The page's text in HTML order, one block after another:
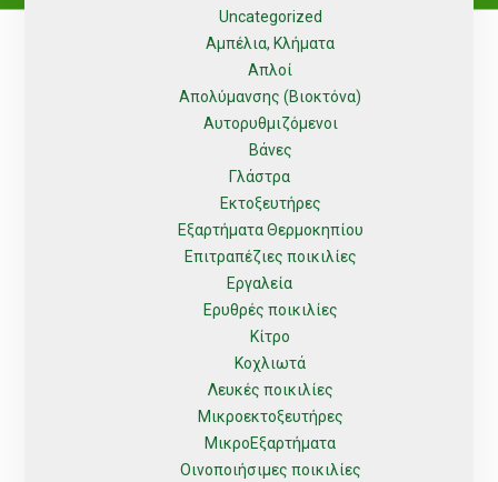
Uncategorized
Αμπέλια, Κλήματα
Απλοί
Απολύμανσης (Βιοκτόνα)
Αυτορυθμιζόμενοι
Βάνες
Γλάστρα
Εκτοξευτήρες
Εξαρτήματα Θερμοκηπίου
Επιτραπέζιες ποικιλίες
Εργαλεία
Ερυθρές ποικιλίες
Κίτρο
Κοχλιωτά
Λευκές ποικιλίες
Μικροεκτοξευτήρες
ΜικροΕξαρτήματα
Οινοποιήσιμες ποικιλίες